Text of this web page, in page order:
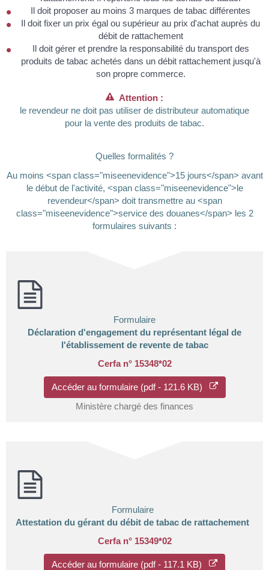
Il doit proposer au moins 3 marques de tabac différentes
Il doit fixer un prix égal ou supérieur au prix d'achat auprès du
débit de rattachement
Il doit gérer et prendre la responsabilité du transport des
produits de tabac achetés dans un débit rattachement jusqu'à
son propre commerce.
Attention :
le revendeur ne doit pas utiliser de distributeur automatique
pour la vente des produits de tabac.
Quelles formalités ?
Au moins <span class="miseenevidence">15 jours</span> avant
le début de l'activité, <span class="miseenevidence">le
revendeur</span> doit transmettre au <span
class="miseenevidence">service des douanes</span> les 2
formulaires suivants :
Formulaire
Déclaration d'engagement du représentant légal de
l'établissement de revente de tabac
Cerfa n° 15348*02
Accéder au formulaire (pdf - 121.6 KB)
Ministère chargé des finances
Formulaire
Attestation du gérant du débit de tabac de rattachement
Cerfa n° 15349*02
Accéder au formulaire (pdf - 117.1 KB)